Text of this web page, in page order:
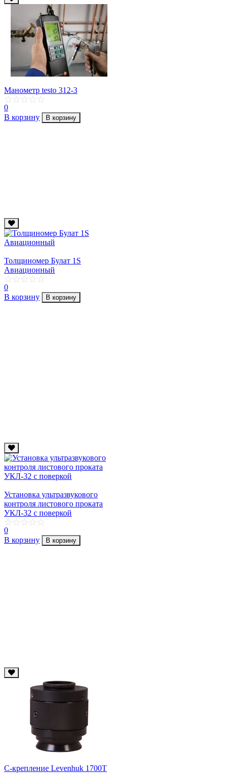
Манометр testo 312-3
0
В корзину
В корзину
Толщиномер Булат 1S
Авиационный
0
В корзину
В корзину
Установка ультразвукового
контроля листового проката
УКЛ-32 с поверкой
0
В корзину
В корзину
C-крепление Levenhuk 1700T